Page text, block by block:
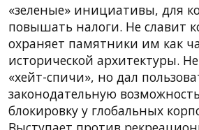
«зеленые» инициативы, для
повышать налоги. Не славит
охраняет памятники им как
исторической архитектуры.
«хейт-спичи», но дал
законодательную
блокировку у глобальных